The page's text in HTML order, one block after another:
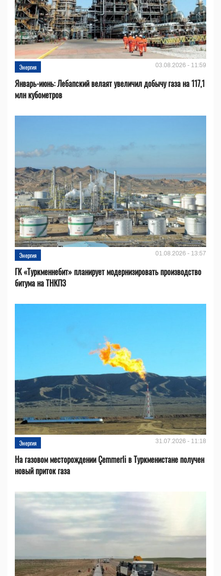
Энергия 03.08.2026 - 11:59
Январь-июнь: Лебапский велаят увеличил добычу газа на 117,1
млн кубометров
Энергия 01.08.2026 - 13:57
ГК «Туркменнебит» планирует модернизировать производство
битума на ТНКПЗ
Энергия 31.07.2026 - 11:18
На газовом месторождении Çemmerli в Туркменистане получен
новый приток газа